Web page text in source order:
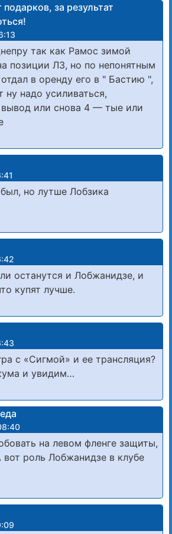
за результат
так как Рамос зимой
позиции ЛЗ, но по непонятным
в оренду его в " Бастию ",
ну надо усиливаться,
вывод или снова 4 — тые или
но лутше Лобзика
останутся и Лобжанидзе, и
купят лучше.
с «Сигмой» и ее трансляция?
и увидим…
на левом фленге защиты,
вот роль Лобжанидзе в клубе